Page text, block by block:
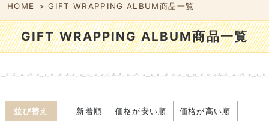
HOME GIFT WRAPPING ALBUM商品一覧
GIFT WRAPPING ALBUM商品一覧
並び替え 新着順 価格が安い順 価格が高い順